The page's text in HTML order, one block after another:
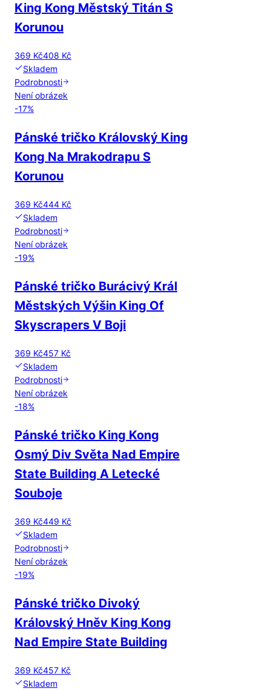
King Kong Městský Titán S
Korunou
369 Kč408 Kč
Skladem
Podrobnosti
Není obrázek
-17%
Pánské tričko Královský King
Kong Na Mrakodrapu S
Korunou
369 Kč444 Kč
Skladem
Podrobnosti
Není obrázek
-19%
Pánské tričko Burácivý Král
Městských Výšin King Of
Skyscrapers V Boji
369 Kč457 Kč
Skladem
Podrobnosti
Není obrázek
-18%
Pánské tričko King Kong
Osmý Div Světa Nad Empire
State Building A Letecké
Souboje
369 Kč449 Kč
Skladem
Podrobnosti
Není obrázek
-19%
Pánské tričko Divoký
Královský Hněv King Kong
Nad Empire State Building
369 Kč457 Kč
Skladem